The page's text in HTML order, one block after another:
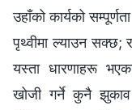
उहाँको कार्यको
पृथ्वीमा ल्याउन
यस्ता धारणाहरू
खोजी गर्ने कुनै झुकाव